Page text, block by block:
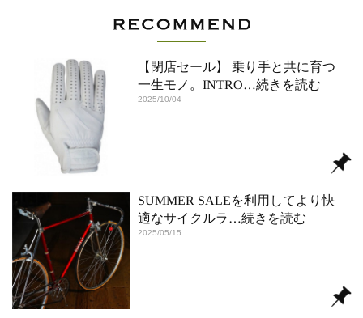
【閉店セール】 乗り手と共に育つ
一生モノ。INTRO…続きを読む
2025/10/04
SUMMER SALEを利用してより快
適なサイクルラ …続きを読む
2025/05/15